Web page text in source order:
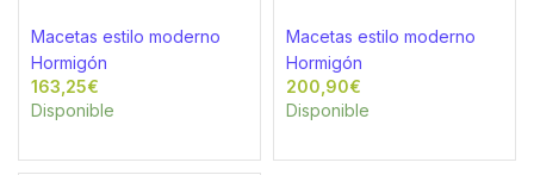
Macetas estilo moderno
Hormigón
€
Disponible
Macetas estilo moderno
Hormigón
€
Disponible